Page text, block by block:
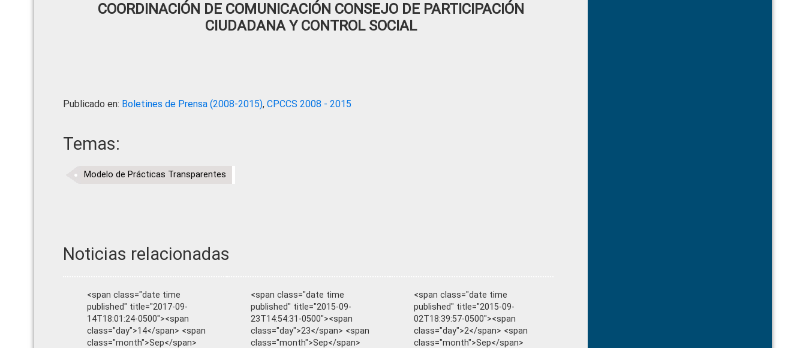
COORDINACIÓN DE COMUNICACIÓN CONSEJO DE PARTICIPACIÓN
CIUDADANA Y CONTROL SOCIAL
Publicado en: Boletines de Prensa (2008-2015), CPCCS 2008 - 2015
Temas:
Modelo de Prácticas Transparentes
Noticias relacionadas
<span class="date time
published" title="2017-09-
14T18:01:24-0500"><span
class="day">14</span> <span
class="month">Sep</span>
<span class="date time
published" title="2015-09-
23T14:54:31-0500"><span
class="day">23</span> <span
class="month">Sep</span>
<span class="date time
published" title="2015-09-
02T18:39:57-0500"><span
class="day">2</span> <span
class="month">Sep</span>